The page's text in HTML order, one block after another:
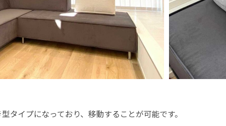
タイプになっており、移動することが可能です。